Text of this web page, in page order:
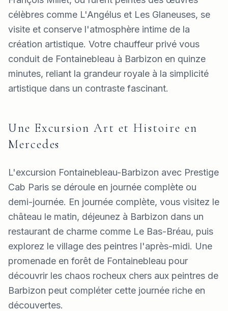
célèbres comme L'Angélus et Les Glaneuses, se
visite et conserve l'atmosphère intime de la
création artistique. Votre chauffeur privé vous
conduit de Fontainebleau à Barbizon en quinze
minutes, reliant la grandeur royale à la simplicité
artistique dans un contraste fascinant.
Une Excursion Art et Histoire en
Mercedes
L'excursion Fontainebleau-Barbizon avec Prestige
Cab Paris se déroule en journée complète ou
demi-journée. En journée complète, vous visitez le
château le matin, déjeunez à Barbizon dans un
restaurant de charme comme Le Bas-Bréau, puis
explorez le village des peintres l'après-midi. Une
promenade en forêt de Fontainebleau pour
découvrir les chaos rocheux chers aux peintres de
Barbizon peut compléter cette journée riche en
découvertes.